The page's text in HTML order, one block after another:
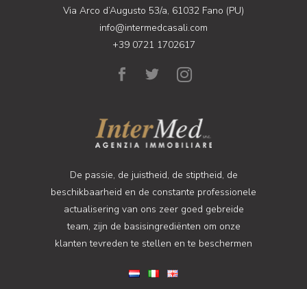
Via Arco d’Augusto 53/a, 61032 Fano (PU)
info@intermedcasali.com
+39 0721 1702617
De passie, de juistheid, de stiptheid, de
beschikbaarheid en de constante professionele
actualisering van ons zeer goed gebreide
team, zijn de basisingrediënten om onze
klanten tevreden te stellen en te beschermen